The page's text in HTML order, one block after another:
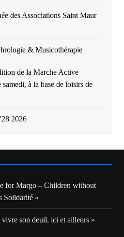
des Associations Saint Maur
& Musicothérapie
de la Marche Active
à la base de loisirs de
2026
for Margo – Children without
Solidarité »
vivre son deuil, ici et ailleurs »